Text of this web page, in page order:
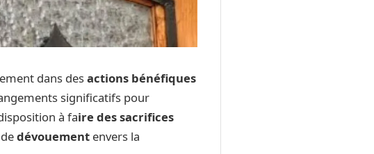
dans desactions bénéfiques
significatifs pour
à faire des sacrifices
dévouement envers la